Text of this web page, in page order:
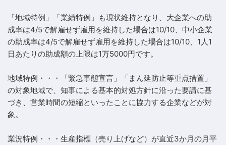
「地域特例」「業績特例」も現状維持となり、大企業への助
成率は4/5で解雇せず雇用を維持した場合は10/10、中小企業
の助成率は4/5で解雇せず雇用を維持した場合は10/10、1人1
日あたりの助成額の上限は1万5000円です。
地域特例・・・「緊急事態宣言」「まん延防止等重点措置」
の対象地域で、知事による基本的対処方針に沿った要請に基
づき、営業時間の短縮といったことに協力する企業などが対
象。
業況特例・・・生産指標（売り上げなど）が直近3か月の月平